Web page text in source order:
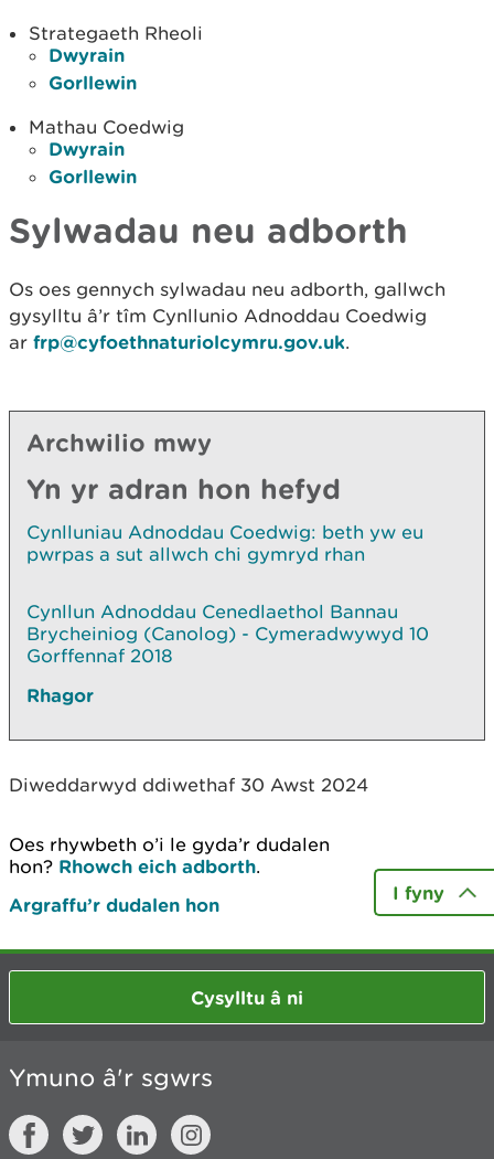
Strategaeth Rheoli
Dwyrain
Gorllewin
Mathau Coedwig
Dwyrain
Gorllewin
Sylwadau neu adborth
Os oes gennych sylwadau neu adborth, gallwch
gysylltu â’r tîm Cynllunio Adnoddau Coedwig
ar frp@cyfoethnaturiolcymru.gov.uk.
Archwilio mwy
Yn yr adran hon hefyd
Cynlluniau Adnoddau Coedwig: beth yw eu
pwrpas a sut allwch chi gymryd rhan
Cynllun Adnoddau Cenedlaethol Bannau
Brycheiniog (Canolog) - Cymeradwywyd 10
Gorffennaf 2018
Rhagor
Diweddarwyd ddiwethaf 30 Awst 2024
Oes rhywbeth o’i le gyda’r dudalen
hon? Rhowch eich adborth.
Argraffu’r dudalen hon
I fyny
Cysylltu â ni
Ymuno â'r sgwrs